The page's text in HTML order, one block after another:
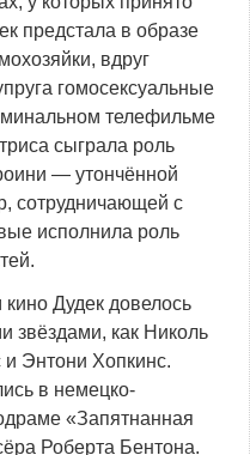
предстала в образе
вдруг
гомосексуальные
телефильме
сыграла роль
— утончённой
сотрудничающей с
исполнила роль
Дудек довелось
звёздами, как Николь
Энтони Хопкинс.
в немецко-
«Запятнанная
Роберта Бентона.